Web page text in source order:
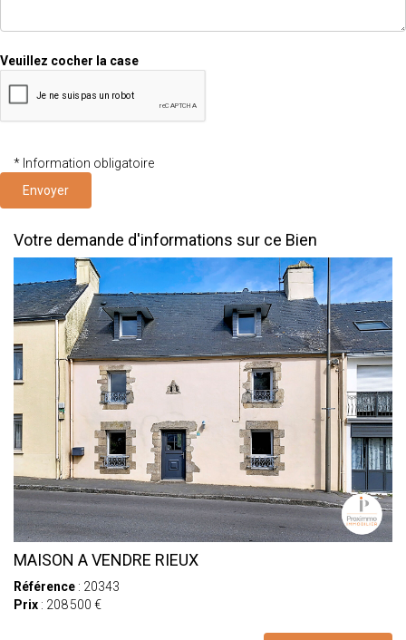
Veuillez cocher la case
* Information obligatoire
Envoyer
Votre demande d'informations sur ce Bien
MAISON A VENDRE RIEUX
Référence : 20343
Prix : 208 500 €